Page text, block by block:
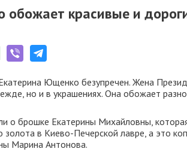
обожает красивые и
Ющенко безупречен. Жена
но и в украшениях. Она обожает
о брошке Екатерины Михайловны,
золота в Киево-Печерской лавре, а это
Марина Антонова.